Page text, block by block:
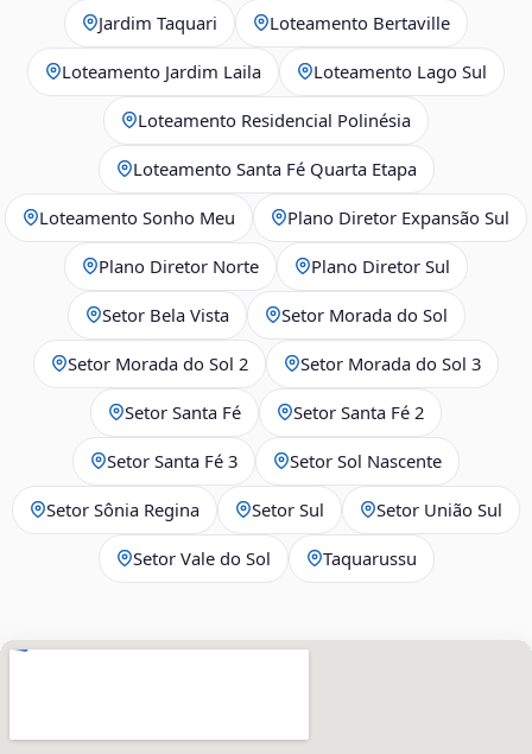
Jardim Taquari Loteamento Bertaville
Loteamento Jardim Laila Loteamento Lago Sul
Loteamento Residencial Polinésia
Loteamento Santa Fé Quarta Etapa
Loteamento Sonho Meu Plano Diretor Expansão Sul
Plano Diretor Norte Plano Diretor Sul
Setor Bela Vista Setor Morada do Sol
Setor Morada do Sol 2 Setor Morada do Sol 3
Setor Santa Fé Setor Santa Fé 2
Setor Santa Fé 3 Setor Sol Nascente
Setor Sônia Regina Setor Sul Setor União Sul
Setor Vale do Sol Taquarussu